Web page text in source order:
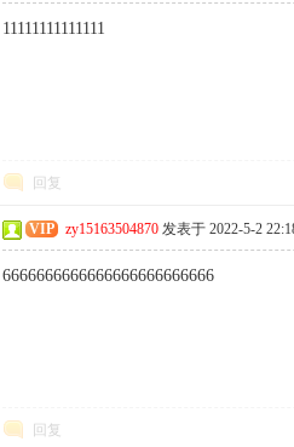
11111111111111
回复
VIP zy15163504870 发表于 2022-5-2
6666666666666666666666666
回复